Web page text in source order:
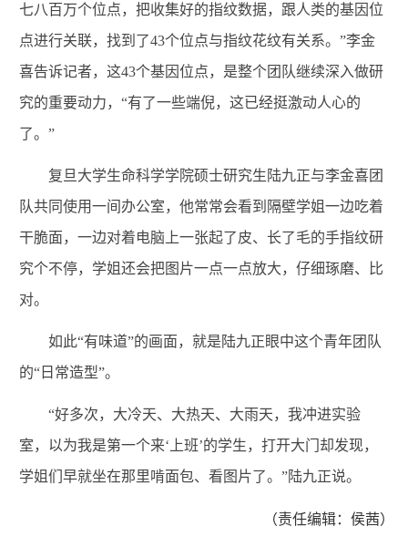
七八百万个位点，把收集好的指纹数据，跟人类的基因位
点进行关联，找到了43个位点与指纹花纹有关系。”李金
喜告诉记者，这43个基因位点，是整个团队继续深入做研
究的重要动力，“有了一些端倪，这已经挺激动人心的
了。”
复旦大学生命科学学院硕士研究生陆九正与李金喜团
队共同使用一间办公室，他常常会看到隔壁学姐一边吃着
干脆面，一边对着电脑上一张起了皮、长了毛的手指纹研
究个不停，学姐还会把图片一点一点放大，仔细琢磨、比
对。
如此“有味道”的画面，就是陆九正眼中这个青年团队
的“日常造型”。
“好多次，大冷天、大热天、大雨天，我冲进实验
室，以为我是第一个来‘上班’的学生，打开大门却发现，
学姐们早就坐在那里啃面包、看图片了。”陆九正说。
（责任编辑：侯茜）